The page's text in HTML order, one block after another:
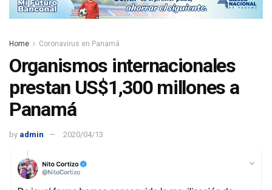
Home Coronavirus en Panamá
Organismos internacionales
prestan US$1,300 millones a
Panamá
by admin 2020/04/13